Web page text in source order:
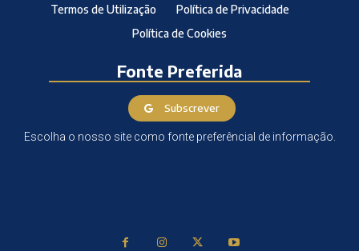
Termos de Utilização
Política de Privacidade
Política de Cookies
Fonte Preferida
Subscrever
Escolha o nosso site como fonte preferêncial de informação.